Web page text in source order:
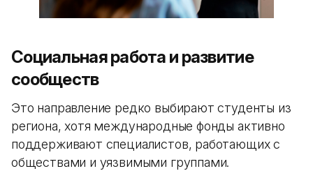
Социальная работа и развитие
сообществ
Это направление редко выбирают студенты из
региона, хотя международные фонды активно
поддерживают специалистов, работающих с
обществами и уязвимыми группами.